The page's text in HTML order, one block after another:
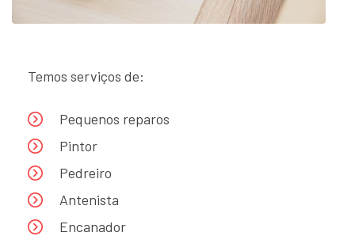
Temos serviços de:
Pequenos reparos
Pintor
Pedreiro
Antenista
Encanador